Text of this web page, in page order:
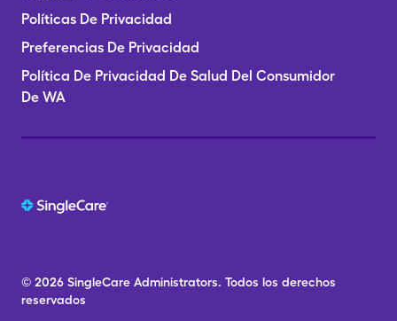
Políticas De Privacidad
Preferencias De Privacidad
Política De Privacidad De Salud Del Consumidor
De WA
© 2026 SingleCare Administrators. Todos los derechos
reservados